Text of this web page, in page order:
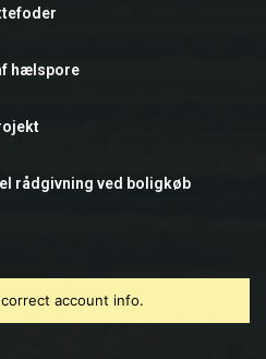
hælspore
rådgivning ved boligkøb
account info.